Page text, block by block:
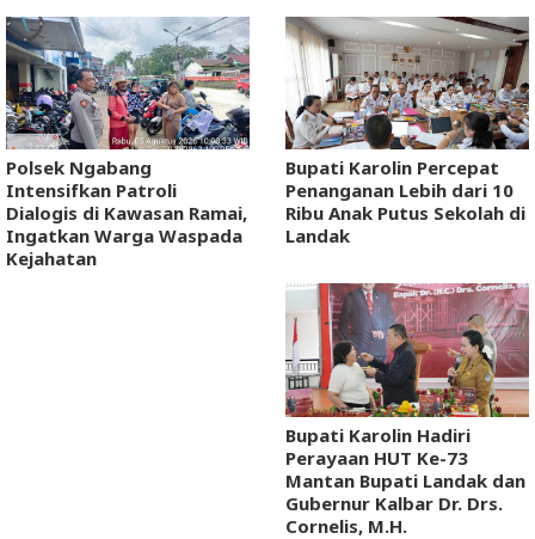
Polsek Ngabang
Intensifkan Patroli
Dialogis di Kawasan Ramai,
Ingatkan Warga Waspada
Kejahatan
Bupati Karolin Percepat
Penanganan Lebih dari 10
Ribu Anak Putus Sekolah di
Landak
Bupati Karolin Hadiri
Perayaan HUT Ke-73
Mantan Bupati Landak dan
Gubernur Kalbar Dr. Drs.
Cornelis, M.H.